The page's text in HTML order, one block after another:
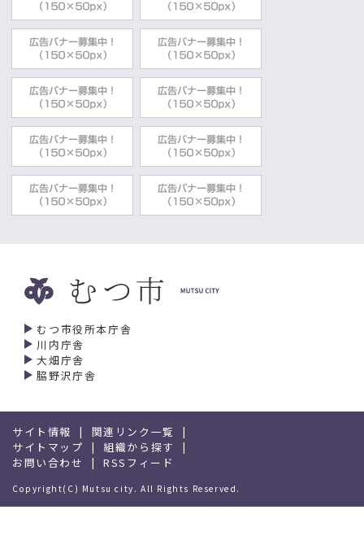
むつ市役所本庁舎
川内庁舎
大畑庁舎
脇野沢庁舎
サイト情報
関連リンク一覧
サイトマップ
組織から探す
お問い合わせ
RSSフィード
Copyright(C) Mutsu city. All Rights Reserved.